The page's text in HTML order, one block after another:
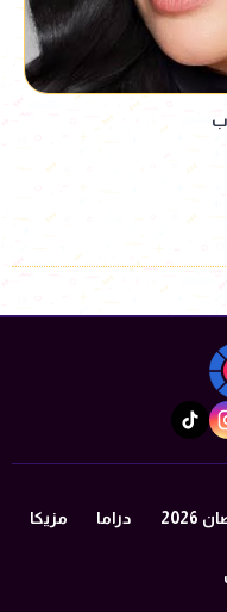
tiktok
دراما مزيكا